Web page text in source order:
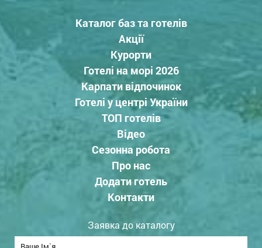
Каталог баз та готелів
Акції
Курорти
Готелі на морі 2026
Карпати відпочинок
Готелі у центрі України
ТОП готелів
Відео
Сезонна робота
Про нас
Додати готель
Контакти
Заявка до каталогу